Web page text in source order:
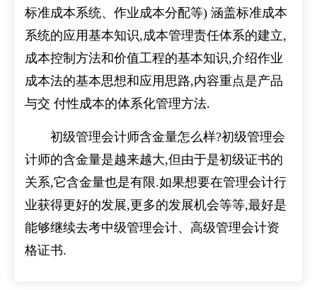
标准成本系统、作业成本分配等) 涵盖标准成本
系统的应用基本知识,成本管理责任体系的建立,
成本控制方法和价值工程的基本知识,介绍作业
成本法的基本思想和应用思路,内容重点是产品
与交 付性成本的体系化管理方法.
初级管理会计师含金量怎么样?初级管理会
计师的含金量是越来越大,但由于是初级证书的
关系,它含金量也是有限.如果想要在管理会计行
业获得更好的发展,更多的发展机会等等,最好是
能够继续去考中级管理会计、高级管理会计资
格证书.